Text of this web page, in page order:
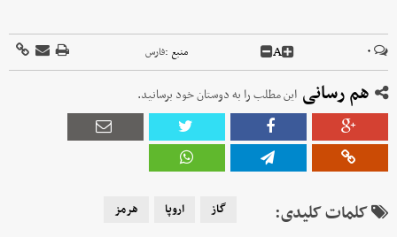
۰ A منبع :فارس
هم رسانی این مطلب را به دوستان خود برسانید.
کلمات کلیدی: گاز اروپا هرمز